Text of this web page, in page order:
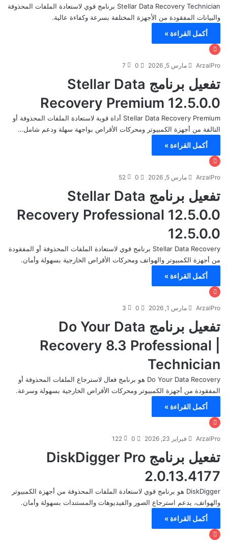
Stellar Data Recovery Technician برنامج قوي لاستعادة الملفات المحذوفة
والبيانات المفقودة من الأجهزة المختلفة بسرعة وكفاءة عالية.
أكمل القراءة »
ArzalPro مارس 5, 2026 0
7
تفعيل برنامج Stellar Data
Recovery Premium 12.5.0.0
Stellar Data Recovery Premium أداة قوية لاستعادة الملفات المحذوفة أو
التالفة من أجهزة الكمبيوتر ومحركات الأقراص بواجهة سهلة ودعم شامل…
أكمل القراءة »
ArzalPro مارس 5, 2026 0
52
تفعيل برنامج Stellar Data
Recovery Professional 12.5.0.0
12.5.0.0
Stellar Data Recovery برنامج قوي لاستعادة الملفات المحذوفة أو المفقودة
من أجهزة الكمبيوتر والهواتف ومحركات الأقراص الخارجية بسهولة وأمان.
أكمل القراءة »
ArzalPro مارس 1, 2026 0
3
تفعيل برنامج Do Your Data
Recovery 8.3 Professional |
Technician
Do Your Data Recovery هو برنامج فعال لاسترجاع الملفات المحذوفة أو
المفقودة من أجهزة الكمبيوتر ومحركات الأقراص الخارجية بسهولة وسرعة.
أكمل القراءة »
ArzalPro فبراير 23, 2026 0
122
تفعيل برنامج DiskDigger Pro
2.0.13.4177
DiskDigger هو برنامج قوي لاستعادة الملفات المحذوفة من أجهزة الكمبيوتر
والهواتف، يدعم استرجاع الصور والفيديوهات والمستندات بسهولة وأمان.
أكمل القراءة »